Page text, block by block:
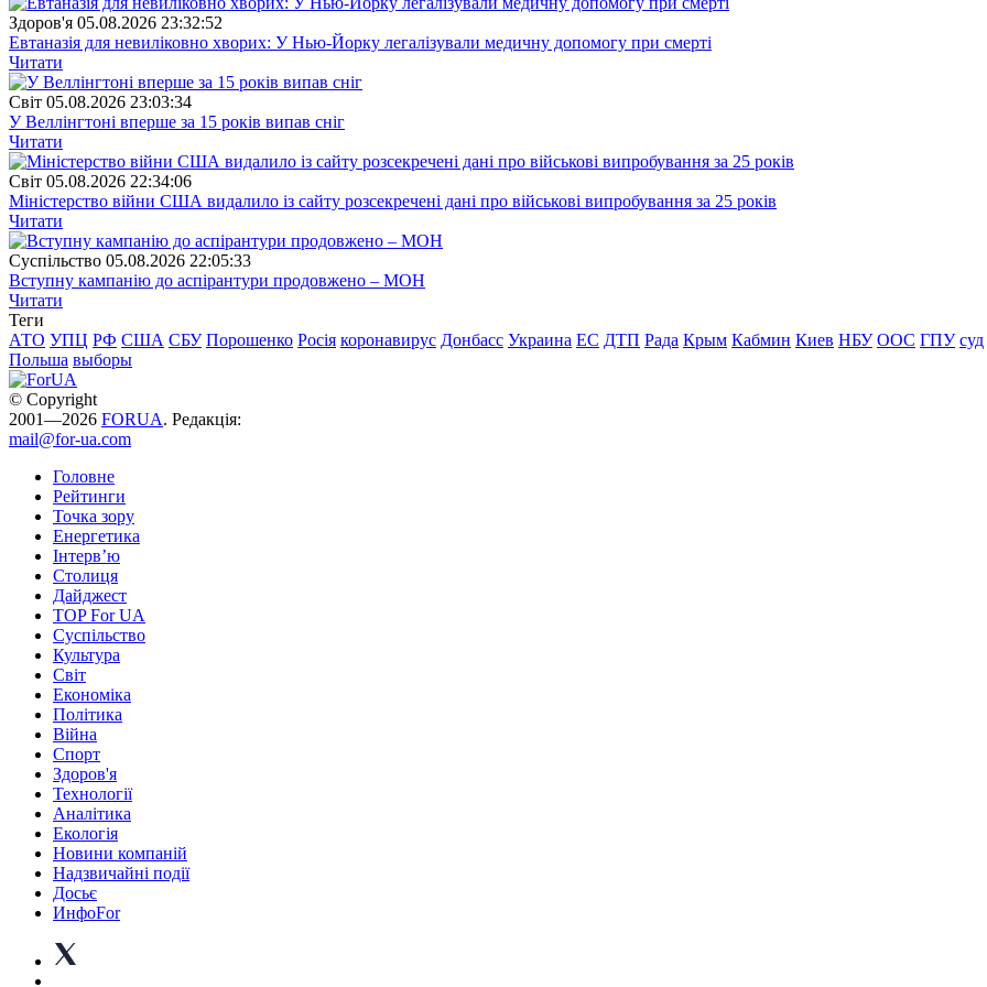
Здоров'я 05.08.2026 23:32:52
Евтаназія для невиліковно хворих: У Нью-Йорку легалізували медичну допомогу при смерті
Читати
Свiт 05.08.2026 23:03:34
У Веллінгтоні вперше за 15 років випав сніг
Читати
Свiт 05.08.2026 22:34:06
Міністерство війни США видалило із сайту розсекречені дані про військові випробування за 25 років
Читати
Суспiльство 05.08.2026 22:05:33
Вступну кампанію до аспірантури продовжено – МОН
Читати
Теги
АТО УПЦ РФ США СБУ Порошенко Росія коронавирус Донбасс Украина ЕС ДТП Рада Крым Кабмин Киев НБУ ООС ГПУ суд
Польша выборы
© Copyright
2001—2026 FORUA. Редакція:
mail@for-ua.com
Головне
Рейтинги
Точка зору
Енергетика
Інтерв’ю
Столиця
Дайджест
TOP For UA
Суспiльство
Культура
Світ
Економіка
Політика
Війна
Спорт
Здоров'я
Технології
Аналітика
Екологія
Новини компаній
Надзвичайні події
Досьє
ИнфоFor